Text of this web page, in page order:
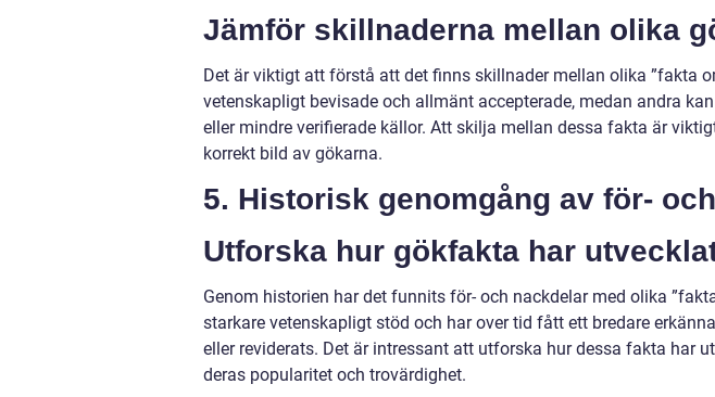
Jämför skillnaderna mellan olika
Det är viktigt att förstå att det finns skillnader mellan olika ”fakta
vetenskapligt bevisade och allmänt accepterade, medan andra
eller mindre verifierade källor. Att skilja mellan dessa fakta är
korrekt bild av gökarna.
5. Historisk genomgång av för-
Utforska hur gökfakta har
Genom historien har det funnits för- och nackdelar med olika
starkare vetenskapligt stöd och har over tid fått ett bredare
eller reviderats. Det är intressant att utforska hur dessa fakta har
deras popularitet och trovärdighet.